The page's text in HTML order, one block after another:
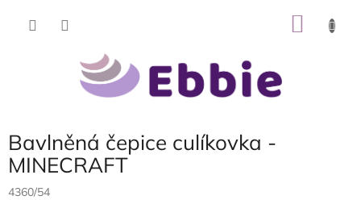
Bavlněná čepice culíkovka -
MINECRAFT
4360/54